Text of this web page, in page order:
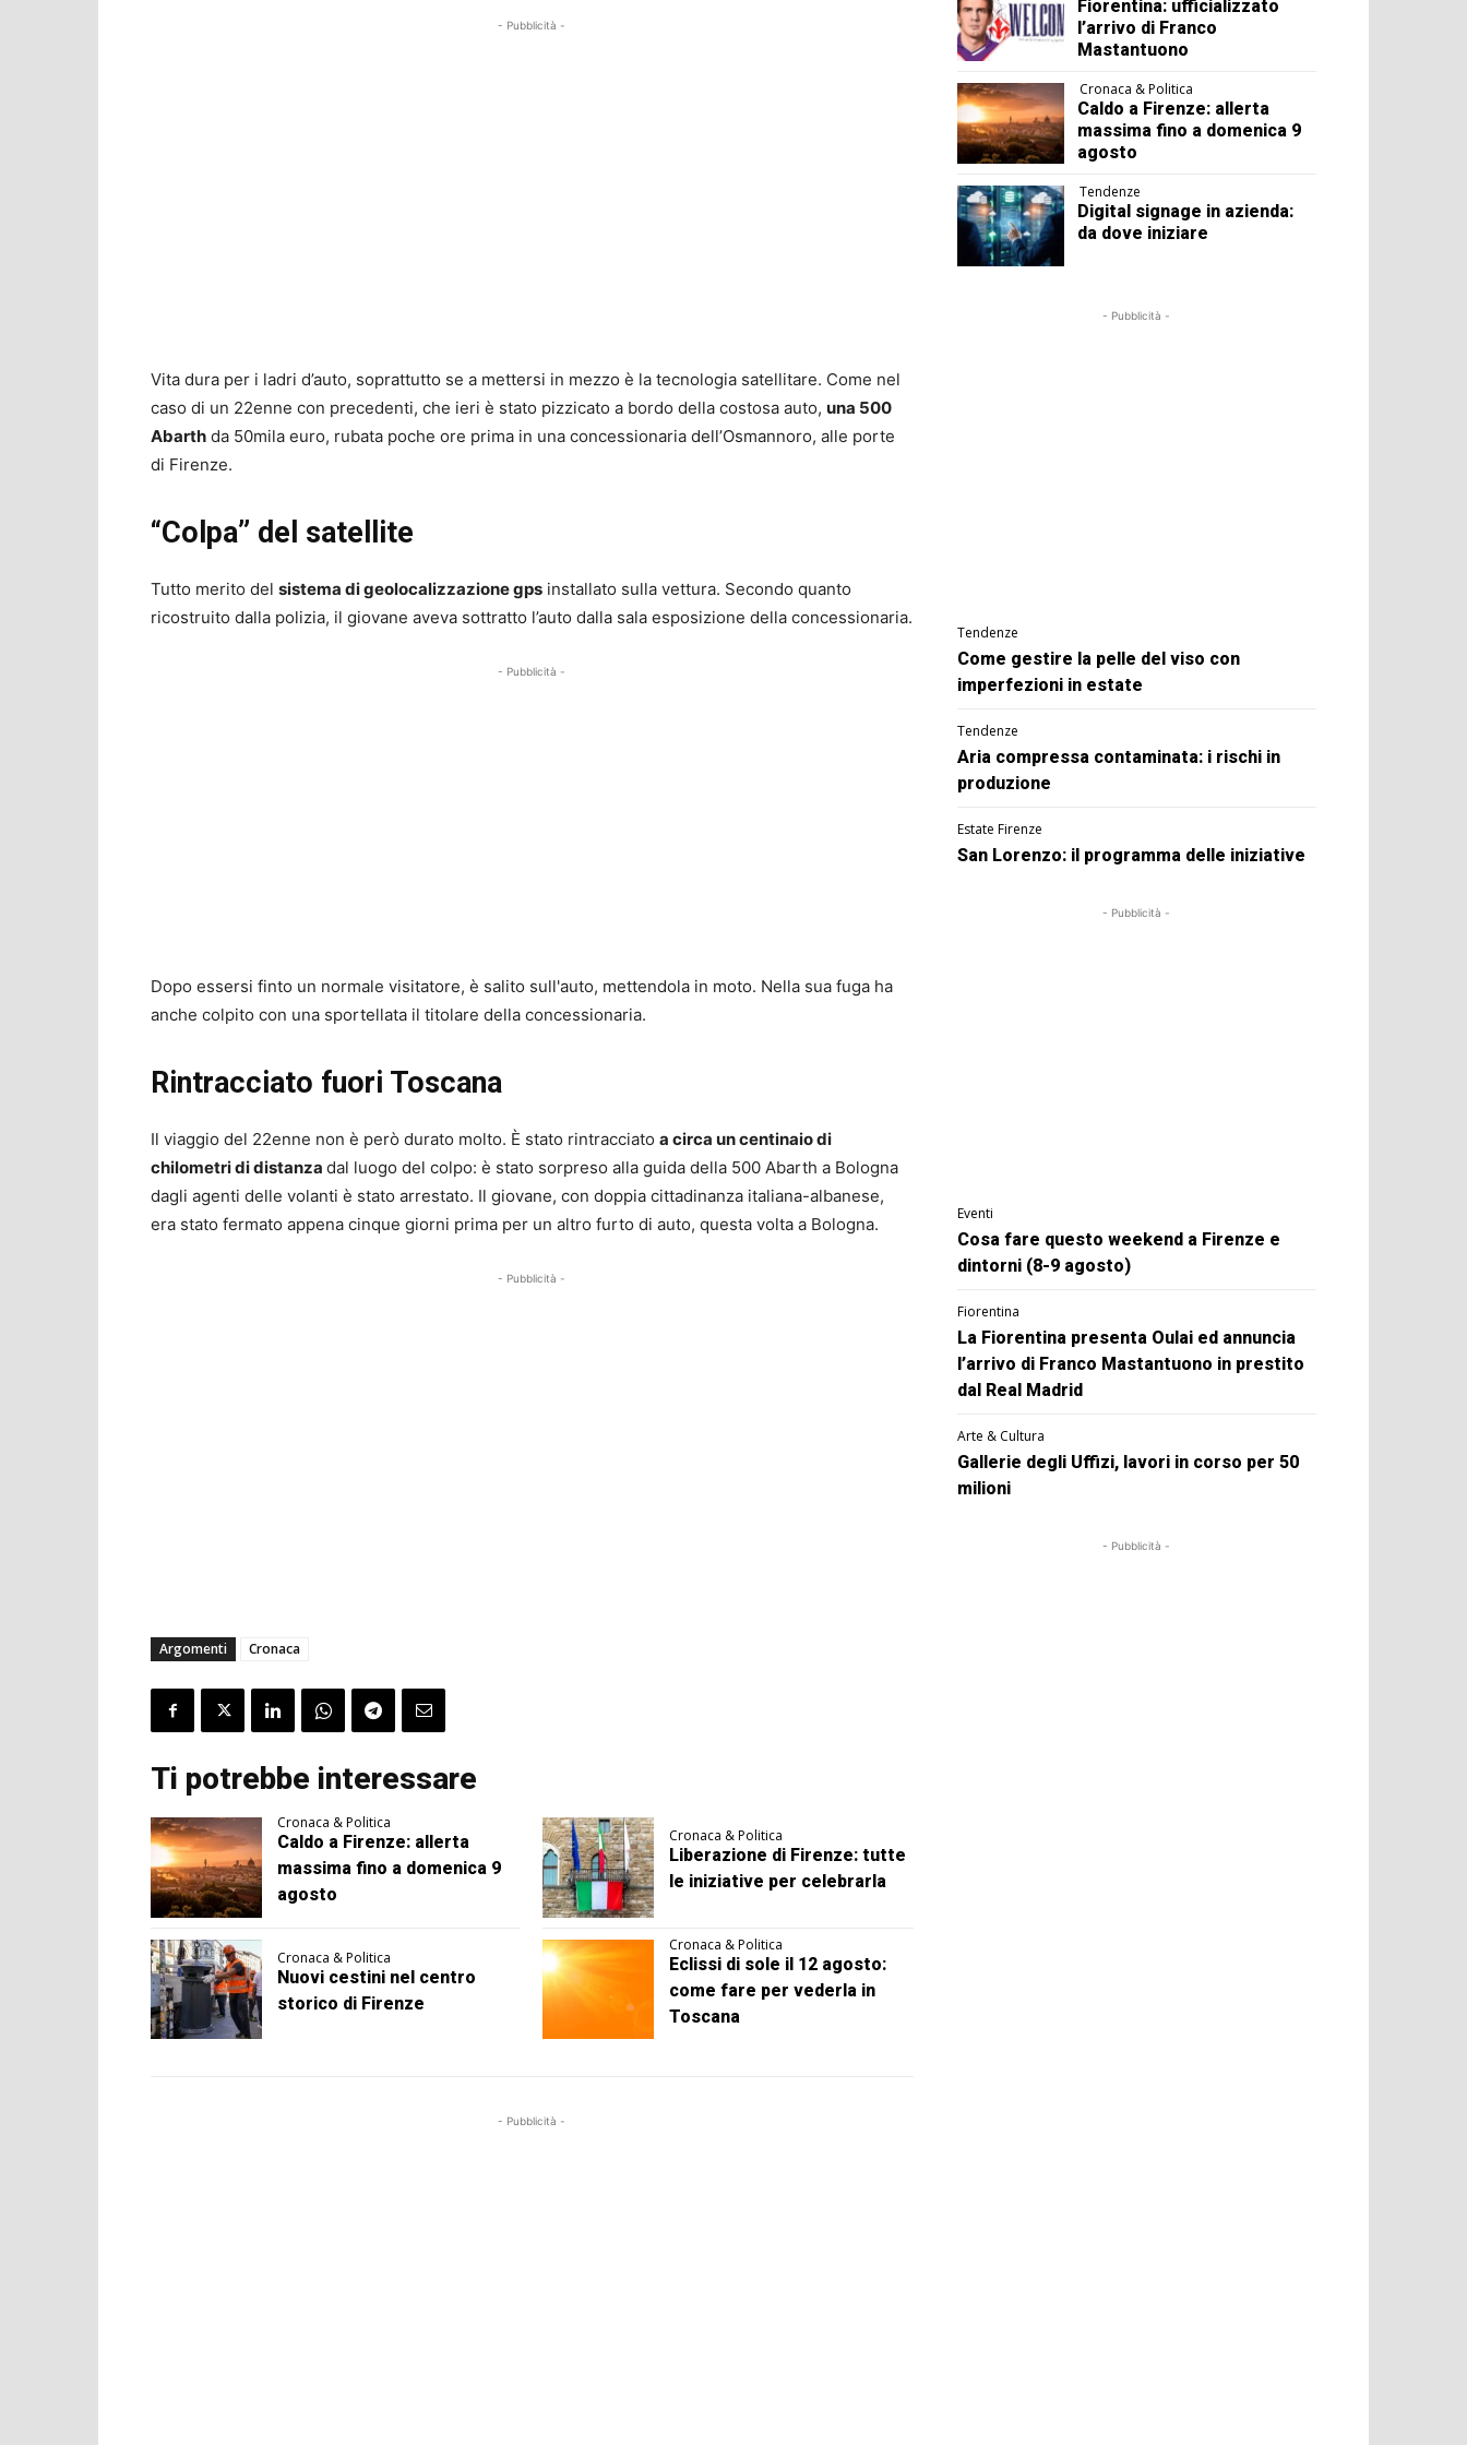
- Pubblicità -
Vita dura per i ladri d’auto, soprattutto se a mettersi in mezzo è la tecnologia satellitare. Come nel
caso di un 22enne con precedenti, che ieri è stato pizzicato a bordo della costosa auto, una 500
Abarth da 50mila euro, rubata poche ore prima in una concessionaria dell’Osmannoro, alle porte
di Firenze.
“Colpa” del satellite
Tutto merito del sistema di geolocalizzazione gps installato sulla vettura. Secondo quanto
ricostruito dalla polizia, il giovane aveva sottratto l’auto dalla sala esposizione della concessionaria.
- Pubblicità -
Dopo essersi finto un normale visitatore, è salito sull'auto, mettendola in moto. Nella sua fuga ha
anche colpito con una sportellata il titolare della concessionaria.
Rintracciato fuori Toscana
Il viaggio del 22enne non è però durato molto. È stato rintracciato a circa un centinaio di
chilometri di distanza dal luogo del colpo: è stato sorpreso alla guida della 500 Abarth a Bologna
dagli agenti delle volanti è stato arrestato. Il giovane, con doppia cittadinanza italiana-albanese,
era stato fermato appena cinque giorni prima per un altro furto di auto, questa volta a Bologna.
- Pubblicità -
Argomenti Cronaca
Ti potrebbe interessare
Cronaca & Politica
Caldo a Firenze: allerta
massima fino a domenica 9
agosto
Cronaca & Politica
Liberazione di Firenze: tutte
le iniziative per celebrarla
Cronaca & Politica
Nuovi cestini nel centro
storico di Firenze
Cronaca & Politica
Eclissi di sole il 12 agosto:
come fare per vederla in
Toscana
- Pubblicità -
Fiorentina: ufficializzato
l’arrivo di Franco
Mastantuono
Cronaca & Politica
Caldo a Firenze: allerta
massima fino a domenica 9
agosto
Tendenze
Digital signage in azienda:
da dove iniziare
- Pubblicità -
Tendenze
Come gestire la pelle del viso con
imperfezioni in estate
Tendenze
Aria compressa contaminata: i rischi in
produzione
Estate Firenze
San Lorenzo: il programma delle iniziative
- Pubblicità -
Eventi
Cosa fare questo weekend a Firenze e
dintorni (8-9 agosto)
Fiorentina
La Fiorentina presenta Oulai ed annuncia
l’arrivo di Franco Mastantuono in prestito
dal Real Madrid
Arte & Cultura
Gallerie degli Uffizi, lavori in corso per 50
milioni
- Pubblicità -